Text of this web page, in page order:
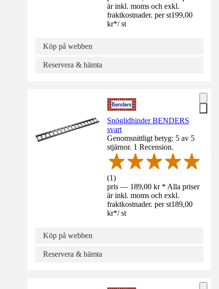
är inkl. moms och exkl.
fraktkostnader. per st199,00
kr*/ st
Köp på webben
Reservera & hämta
Snöglidhinder BENDERS
svart
Genomsnittligt betyg: 5 av 5
stjärnor. 1 Recension.
(1)
pris — 189,00 kr * Alla priser
är inkl. moms och exkl.
fraktkostnader. per st189,00
kr*/ st
Köp på webben
Reservera & hämta